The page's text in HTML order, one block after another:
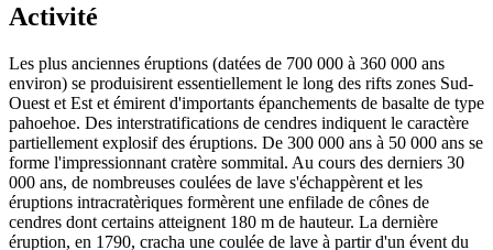
Activité
Les plus anciennes éruptions (datées de 700 000 à 360 000 ans
environ) se produisirent essentiellement le long des rifts zones Sud-
Ouest et Est et émirent d'importants épanchements de basalte de type
pahoehoe. Des interstratifications de cendres indiquent le caractère
partiellement explosif des éruptions. De 300 000 ans à 50 000 ans se
forme l'impressionnant cratère sommital. Au cours des derniers 30
000 ans, de nombreuses coulées de lave s'échappèrent et les
éruptions intracratèriques formèrent une enfilade de cônes de
cendres dont certains atteignent 180 m de hauteur. La dernière
éruption, en 1790, cracha une coulée de lave à partir d'un évent du